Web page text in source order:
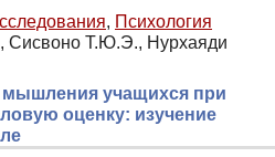
, Психология
Сисвоно Т.Ю.Э., Нурхаяди
мышления учащихся при
оценку: изучение